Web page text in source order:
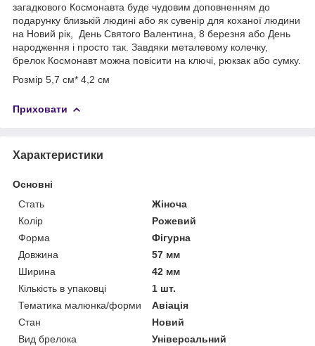
загадкового Космонавта буде чудовим доповненням до
подарунку близькій людині або як сувенір для коханої людини
на Новий рік, День Святого Валентина, 8 березня або День
народження і просто так. Завдяки металевому колечку,
брелок Космонавт можна повісити на ключі, рюкзак або сумку.
Розмір 5,7 см* 4,2 см
Приховати
Характеристики
Основні
Стать
Жіноча
Колір
Рожевий
Форма
Фігурна
Довжина
57 мм
Ширина
42 мм
Кількість в упаковці
1 шт.
Тематика малюнка/форми
Авіація
Стан
Новий
Вид брелока
Універсальний